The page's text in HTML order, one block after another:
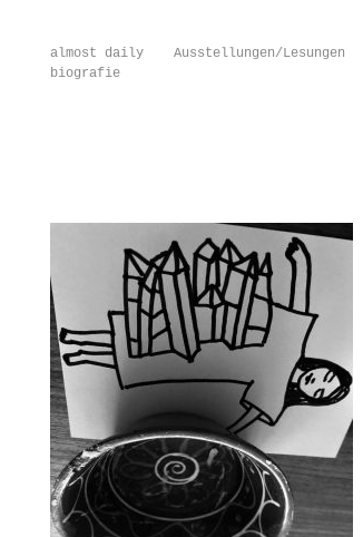
almost daily Ausstellungen/Lesungen
biografie